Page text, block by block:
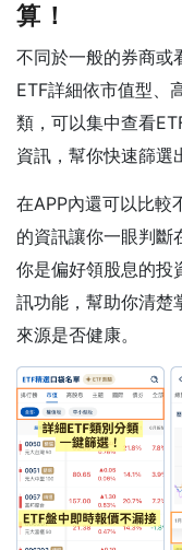
算！
不同於一般的券商或
ETF詳細依市值型、
類，可以集中查看
資訊，幫你快速篩選
在APP內還可以比較
的資訊讓你一眼判斷
你是偏好領股息的投
訊功能，幫助你清楚
來源是否健康。